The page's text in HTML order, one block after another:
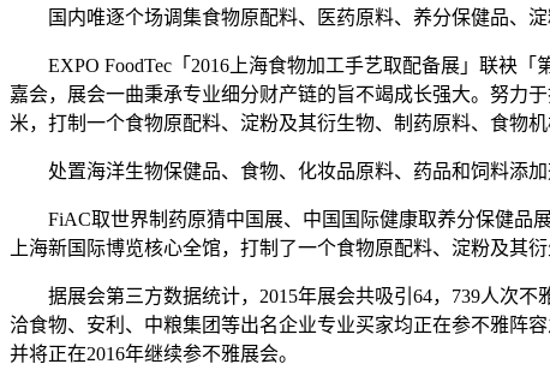
国内唯逐个场调集食物原配料、医药原料、养分保健品、淀
EXPO FoodTec「2016上海食物加工手艺取配备展」联袂「
嘉会，展会一曲秉承专业细分财产链的旨不竭成长强大。努力
米，打制一个食物原配料、淀粉及其衍生物、制药原料、食物
处置海洋生物保健品、食物、化妆品原料、药品和饲料添加
FiAC取世界制药原猜中国展、中国国际健康取养分保健品展
上海新国际博览核心全馆，打制了一个食物原配料、淀粉及其
据展会第三方数据统计，2015年展会共吸引64，739人次不
洽食物、安利、中粮集团等出名企业专业买家均正在参不雅阵
并将正在2016年继续参不雅展会。